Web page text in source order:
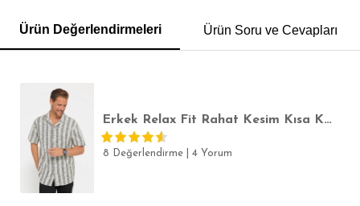
POLO YAKA T-SHIRT KEMER BOXER
Ürün Değerlendirmeleri Ürün Soru ve Cevapları
Erkek Relax Fit Rahat Kesim Kısa Kollu Örme Doku Ekru Apaş Yaka Gömlek
8 Değerlendirme 4 Yorum